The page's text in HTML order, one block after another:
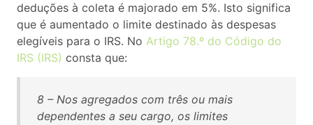
deduções à coleta é majorado em 5%. Isto significa
que é aumentado o limite destinado às despesas
elegíveis para o IRS. No Artigo 78.º do Código do
IRS (IRS) consta que:
8 – Nos agregados com três ou mais
dependentes a seu cargo, os limites